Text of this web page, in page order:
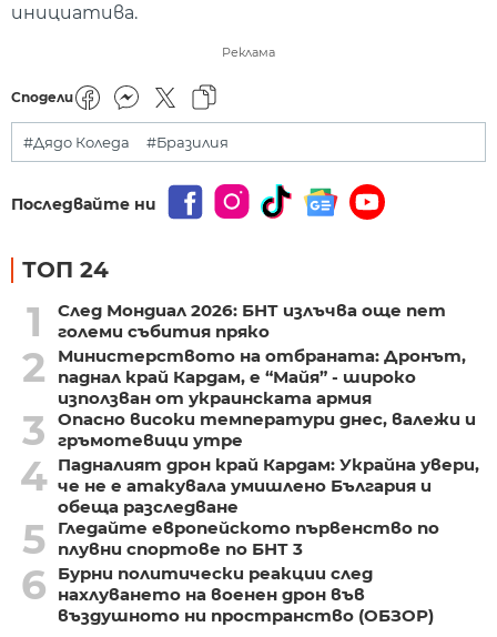
инициатива.
Реклама
Сподели
#Дядо Коледа #Бразилия
Последвайте ни
ТОП 24
1
След Мондиал 2026: БНТ излъчва още пет
големи събития пряко
2
Министерството на отбраната: Дронът,
паднал край Кардам, е “Майя” - широко
използван от украинската армия
3
Опасно високи температури днес, валежи и
гръмотевици утре
4 Падналият дрон край Кардам: Украйна увери,
че не е атакувала умишлено България и
обеща разследване
5
Гледайте европейското първенство по
плувни спортове по БНТ 3
6
Бурни политически реакции след
нахлуването на военен дрон във
въздушното ни пространство (ОБЗОР)